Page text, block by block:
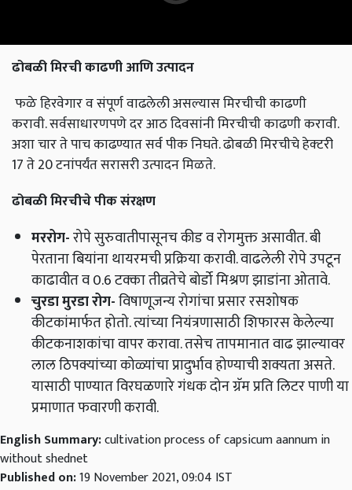
ढोबळी मिरची काढणी आणि उत्पादन
फळे हिरवेगार व संपूर्ण वाढलेली असल्यास मिरचीची काढणी
करावी. सर्वसाधारणपणे दर आठ दिवसांनी मिरचीची काढणी करावी.
अशा चार ते पाच काढण्यात सर्व पीक निघते. ढोबळी मिरचीचे हेक्‍टरी
17 ते 20 टनांपर्यंत सरासरी उत्पादन मिळते.
ढोबळी मिरचीचे पीक संरक्षण
मररोग-रोपे सुरुवातीपासूनच कीड व रोगमुक्त असावीत. बी
पेरताना बियांना थायरमची प्रक्रिया करावी. वाढलेली रोपे उपटून
काढावीत व 0.6 टक्का तीव्रतेचे बोर्डो मिश्रण झाडांना ओतावे.
चुरडा मुरडा रोग-विषाणूजन्य रोगांचा प्रसार रसशोषक
कीटकांमार्फत होतो. त्यांच्या नियंत्रणासाठी शिफारस केलेल्या
कीटकनाशकांचा वापर करावा. तसेच तापमानात वाढ झाल्यावर
लाल ठिपक्यांच्या कोळ्यांचा प्रादुर्भाव होण्याची शक्यता असते.
यासाठी पाण्यात विरघळणारे गंधक दोन ग्रॅम प्रति लिटर पाणी या
प्रमाणात फवारणी करावी.
English Summary:cultivation process of capsicum aannum in
without shednet
Published on:19 November 2021, 09:04 IST